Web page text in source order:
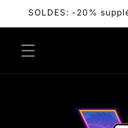
Skip to
SOLDES: -20%